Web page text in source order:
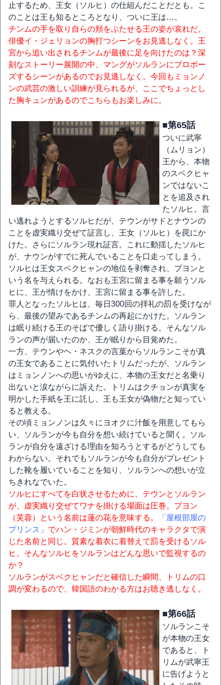
止するため、王女（ソルヒ）の仕組んだことだとも。こ
のことは王も知るところとなり、ついに王は…。
チンムの手を取り自らの頬をぶたせる王の姿が哀れだ。
俳優イ・ジェリョンの胸打つシーンをお見逃しなく。王
宮から追い出されるチンムが最後に足を向けたのは？深
刻なストーリー展開の中、マングがソルランにプロポー
ズするシーンがあるのでお見逃しなく。今回もミョンノ
ンの武芸の激しい訓練が見られるが、ここでちょっとし
た胸キュンがあるのでこちらもお楽しみに。
■第65話
ついに武寧
（ムリョン）
王から、本物
のスベクヒャ
ンではないこ
とを追及され
たソルヒ。言
い逃れようとするソルヒだが、テウンがサドとナウンの
ことを虚実織り交ぜて証言し、王女（ソルヒ）を罠にか
けた。さらにソルラン現れ証言。これに動揺したソルヒ
が、ナウンがすでに死んでいることを口走ってしまう。
ソルヒは王女スベクヒャンの地位を剥奪され、プヨンと
いう名を与えられる。なおも王宮に留まる事を願うソル
ヒに、王が情けをかけ、王宮に留まる事を許した。
罪人となったソルヒは、毎日300回の拝礼の罰を受けなが
ら、最後の望みであるチンムの再起にかけた。ソルラン
は眠り続ける王のそばで優しく語り掛ける。そんなソル
ランの声が届いたのか、王が眠りから目覚めた。
一方、テウンやヘ・ネスクの言葉からソルランこそが真
の王女であることに気付いたトリムだったが、ソルラン
はミョンノンへの思いがゆえに、本物の王女だと名乗り
出ないと涙ながらに訴えた。トリムはクチョンが真実を
明かした手紙を王に託し、王も王女が偽物だと知ってい
ると教える。
その頃ミョンノンは久々にヨオクに汁飯を用意してもら
い、ソルランが今も自分を想い続けていると聞く。ソル
ランが自分を遠ざける理由を知ろうとするがどうしても
わからない。それでもソルランが今も自分がプレゼント
した靴を履いていることを知り、ソルランへの想いが立
ちきれなでいた。
ソルヒにすべてを白状させるために、テウンとソルラン
が、虚実織り交ぜてワナを掛ける場面は圧巻。プヨン
（芙蓉）という名前は蓮の花を意味する。
「屋根部屋の
プリンス」 でハン・ジミンが朝鮮時代のキャラクタで演
じた名前と同じ。質素な着衣に着替えて罰を受けるソル
ヒ。そんなソルヒをソルランはどんな思いで監視するの
か？
ソルランがスベクヒャンだと確信した瞬間、トリムの口
調が変わるので、韓国語のわかる方はお聴き逃しなく。
■第66話
ソルランこそ
が本物の王女
であると、ト
リムが武寧王
に告げようと